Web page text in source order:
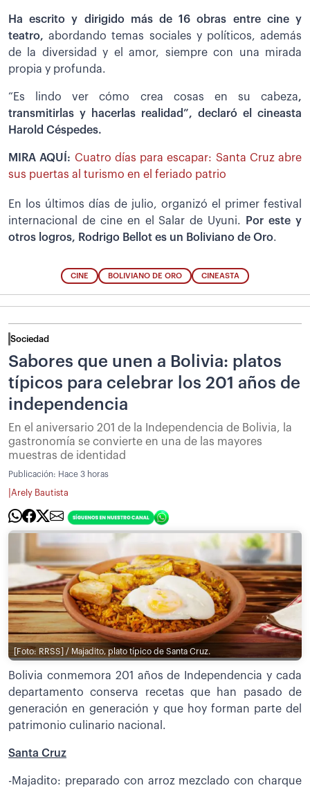
Ha escrito y dirigido más de 16 obras entre cine y
teatro, abordando temas sociales y políticos, además
de la diversidad y el amor, siempre con una mirada
propia y profunda.
“Es lindo ver cómo crea cosas en su cabeza,
transmitirlas y hacerlas realidad”, declaró el cineasta
Harold Céspedes.
MIRA AQUÍ: Cuatro días para escapar: Santa Cruz abre
sus puertas al turismo en el feriado patrio
En los últimos días de julio, organizó el primer festival
internacional de cine en el Salar de Uyuni.
Por este y
otros logros, Rodrigo Bellot es un Boliviano de Oro.
CINE BOLIVIANO DE ORO CINEASTA
Sociedad
Sabores que unen a Bolivia: platos
típicos para celebrar los 201 años de
independencia
En el aniversario 201 de la Independencia de Bolivia, la
gastronomía se convierte en una de las mayores
muestras de identidad
Publicación: Hace 3 horas
Arely Bautista
[Foto: RRSS] / Majadito, plato típico de Santa Cruz.
Bolivia conmemora 201 años de Independencia y cada
departamento conserva recetas que han pasado de
generación en generación y que hoy forman parte del
patrimonio culinario nacional.
Santa Cruz
-Majadito: preparado con arroz mezclado con charque